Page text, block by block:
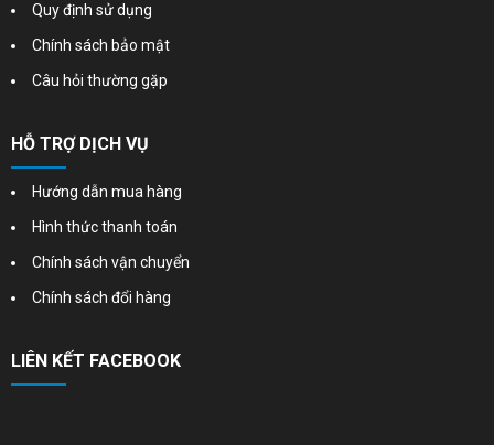
Quy định sử dụng
Chính sách bảo mật
Câu hỏi thường gặp
HỖ TRỢ DỊCH VỤ
Hướng dẫn mua hàng
Hình thức thanh toán
Chính sách vận chuyển
Chính sách đổi hàng
LIÊN KẾT FACEBOOK